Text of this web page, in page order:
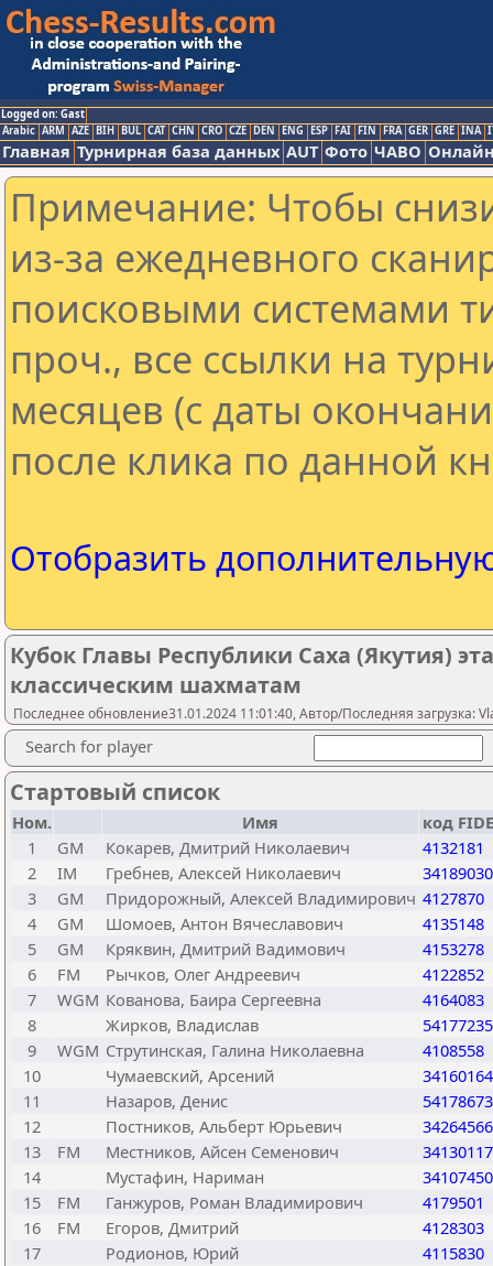
Logged on: Gast
Arabic ARM AZE BIH BUL CAT CHN CRO CZE DEN ENG ESP FAI FIN FRA GER GRE INA
Главная Турнирная база данных AUT Фото ЧАВО
Примечание: Чтобы
из-за ежедневного
поисковыми системами
проч., все ссылки на
месяцев (с даты
после клика по данной
Отобразить
Кубок Главы Республики Саха (Якутия)
классическим шахматам
Последнее обновление31.01.2024 11:01:40, Автор/Последняя загрузка:
Search for player
Стартовый список
Ном. Имя
код FIDE
1
GM Кокарев, Дмитрий Николаевич
4132181
2
IM Гребнев, Алексей Николаевич
34189030
3
GM Придорожный, Алексей Владимирович 4127870
4
GM Шомоев, Антон Вячеславович
4135148
5
GM Кряквин, Дмитрий Вадимович
4153278
6
FM Рычков, Олег Андреевич
4122852
7
WGM Кованова, Баира Сергеевна
4164083
8
Жирков, Владислав
54177235
9
WGM Струтинская, Галина Николаевна
4108558
10
Чумаевский, Арсений
34160164
11
Назаров, Денис
54178673
12
Постников, Альберт Юрьевич
34264566
13
FM Местников, Айсен Семенович
34130117
14
Мустафин, Нариман
34107450
15
FM Ганжуров, Роман Владимирович
4179501
16
FM Егоров, Дмитрий
4128303
17
Родионов, Юрий
4115830